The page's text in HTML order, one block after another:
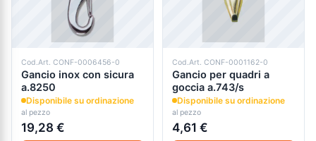
Cod.Art. CONF-0006456-0
Gancio inox con sicura
a.8250
Disponibile su ordinazione
al pezzo
19,28 €
Cod.Art. CONF-0001162-0
Gancio per quadri a
goccia a.743/s
Disponibile su ordinazione
al pezzo
4,61 €